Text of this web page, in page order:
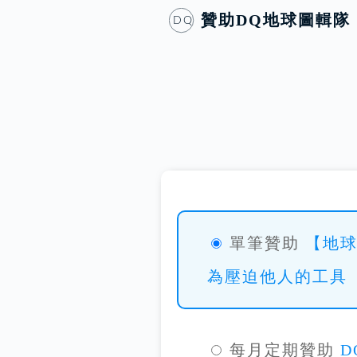
DQ 贊助DQ地球圖輯隊
單筆贊助
【地
為壓迫他人的工具
每月定期贊助